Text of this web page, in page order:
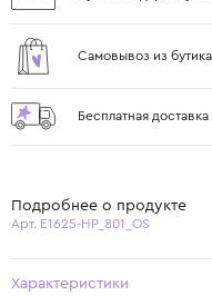
Самовывоз из бутика
Бесплатная
Подробнее о продукте
Арт. E1625-HP_801_OS
Характеристики